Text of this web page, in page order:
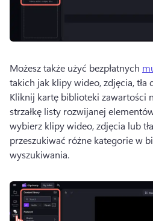
Możesz także użyć bezpłatnych
Kliknij kartę biblioteki zawartości
strzałkę listy rozwijanej
wybierz klipy wideo, zdjęcia lub
przeszukiwać różne kategorie w
wyszukiwania.